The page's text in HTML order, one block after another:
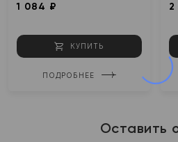
1 084 ₽
КУПИТЬ
ПОДРОБНЕЕ
2
Оставить